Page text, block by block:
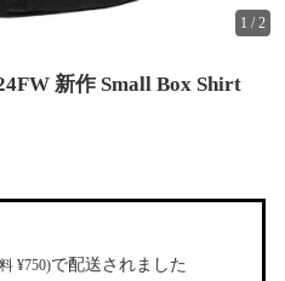
1 /2
新作 Small Box Shirt
¥750)で配送されました